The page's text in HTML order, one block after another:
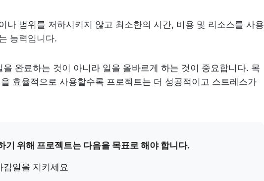
나 범위를 저하시키지 않고 최소한의 시간, 비용 및 리소스를 사용
능력입니다.
완료하는 것이 아니라 일을 올바르게 하는 것이 중요합니다. 목
효율적으로 사용할수록 프로젝트는 더 성공적이고 스트레스가
기 위해 프로젝트는 다음을 목표로 해야 합니다.
일을 지키세요